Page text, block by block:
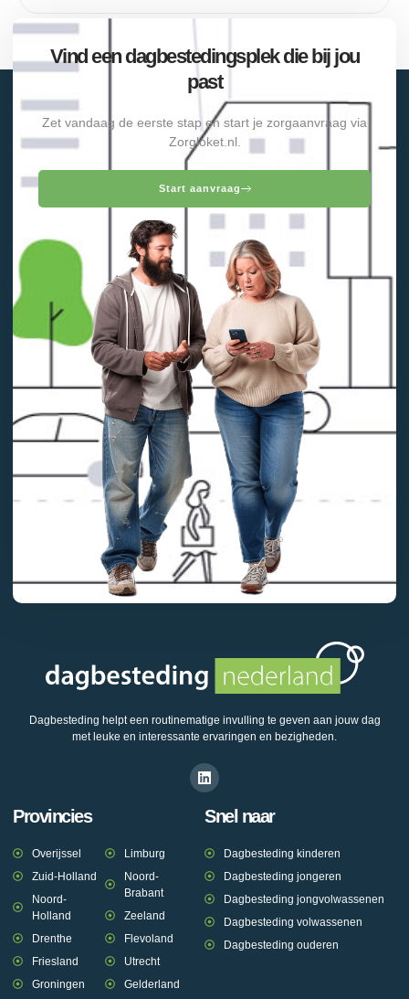
Vind een dagbestedingsplek die bij jou
past
Zet vandaag de eerste stap en start je zorgaanvraag via
Zorgloket.nl.
Start aanvraag
Dagbesteding helpt een routinematige invulling te geven aan jouw dag
met leuke en interessante ervaringen en bezigheden.
Provincies
Overijssel
Zuid-Holland
Noord-
Holland
Drenthe
Friesland
Groningen
Limburg
Noord-
Brabant
Zeeland
Flevoland
Utrecht
Gelderland
Snel naar
Dagbesteding kinderen
Dagbesteding jongeren
Dagbesteding jongvolwassenen
Dagbesteding volwassenen
Dagbesteding ouderen